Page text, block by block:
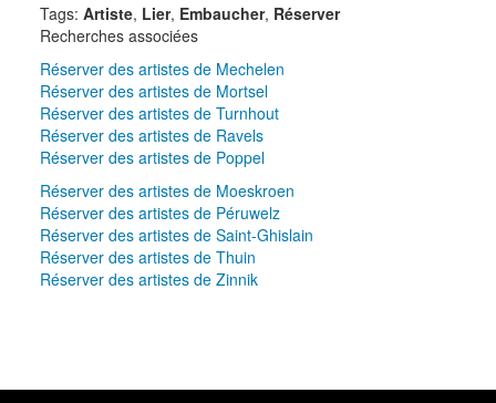
Tags: Artiste, Lier, Embaucher, Réserver
Recherches associées
Réserver des artistes de Mechelen
Réserver des artistes de Mortsel
Réserver des artistes de Turnhout
Réserver des artistes de Ravels
Réserver des artistes de Poppel
Réserver des artistes de Moeskroen
Réserver des artistes de Péruwelz
Réserver des artistes de Saint-Ghislain
Réserver des artistes de Thuin
Réserver des artistes de Zinnik